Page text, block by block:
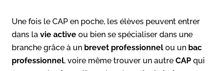
Une fois le CAP en poche, les élèves peuvent entrer
dans la vie active ou bien se spécialiser dans une
branche grâce à un brevet professionnel ou un bac
professionnel, voire même trouver un autre CAP qui